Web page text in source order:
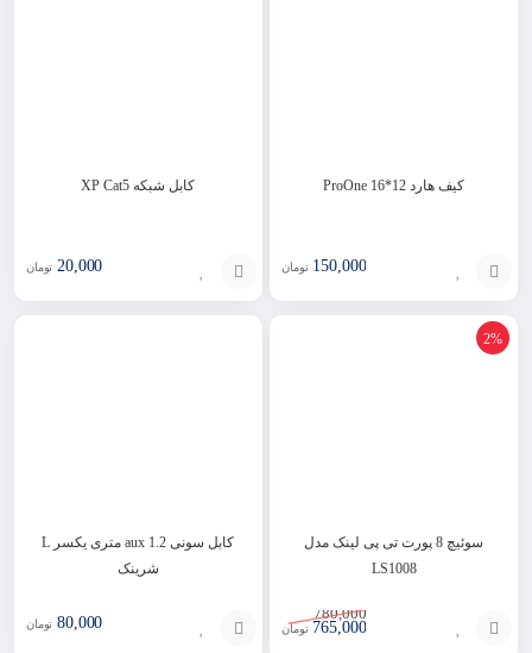
کیف هارد ProOne 16*12
150,000 تومان
به
کابل شبکه XP Cat5
20,000 تومان
2%
سوئیچ 8 پورت تی پی لینک مدل
LS1008
780,000
765,000 تومان
کابل سونی aux 1.2 متری یکسر L
شرینک
80,000 تومان